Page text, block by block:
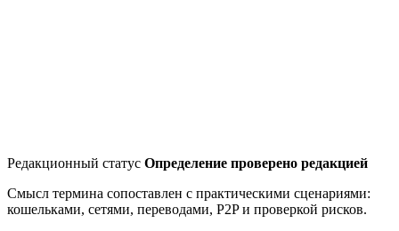
Редакционный статус Определение проверено редакцией
Смысл термина сопоставлен с практическими сценариями:
кошельками, сетями, переводами, P2P и проверкой рисков.